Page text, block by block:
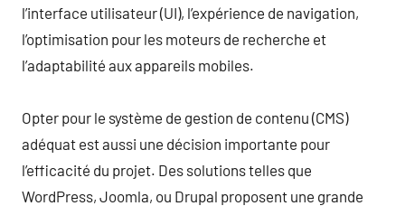
l’interface utilisateur (UI), l’expérience de navigation,
l’optimisation pour les moteurs de recherche et
l’adaptabilité aux appareils mobiles.
Opter pour le système de gestion de contenu (CMS)
adéquat est aussi une décision importante pour
l’efficacité du projet. Des solutions telles que
WordPress, Joomla, ou Drupal proposent une grande